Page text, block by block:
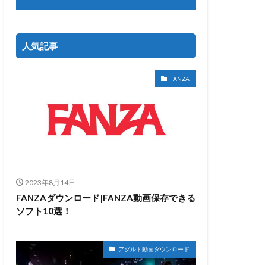
人気記事
FANZA
2023年8月14日
FANZAダウンロード|FANZA動画保存できる
ソフト10選！
アダルト動画ダウンロード